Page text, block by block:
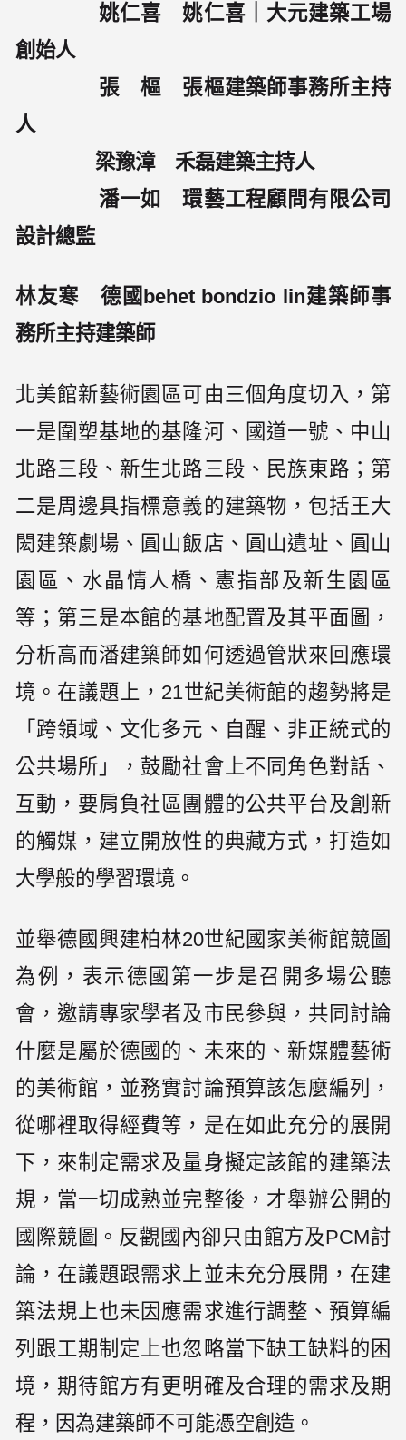
姚仁喜 姚仁喜｜大元建築工場
創始人
張 樞 張樞建築師事務所主持
人
梁豫漳 禾磊建築主持人
潘一如 環藝工程顧問有限公司
設計總監
林友寒 德國behet bondzio lin建築師事
務所主持建築師
北美館新藝術園區可由三個角度切入，第
一是圍塑基地的基隆河、國道一號、中山
北路三段、新生北路三段、民族東路；第
二是周邊具指標意義的建築物，包括王大
閎建築劇場、圓山飯店、圓山遺址、圓山
園區、水晶情人橋、憲指部及新生園區
等；第三是本館的基地配置及其平面圖，
分析高而潘建築師如何透過管狀來回應環
境。在議題上，21世紀美術館的趨勢將是
「跨領域、文化多元、自醒、非正統式的
公共場所」，鼓勵社會上不同角色對話、
互動，要肩負社區團體的公共平台及創新
的觸媒，建立開放性的典藏方式，打造如
大學般的學習環境。
並舉德國興建柏林20世紀國家美術館競圖
為例，表示德國第一步是召開多場公聽
會，邀請專家學者及市民參與，共同討論
什麼是屬於德國的、未來的、新媒體藝術
的美術館，並務實討論預算該怎麼編列，
從哪裡取得經費等，是在如此充分的展開
下，來制定需求及量身擬定該館的建築法
規，當一切成熟並完整後，才舉辦公開的
國際競圖。反觀國內卻只由館方及PCM討
論，在議題跟需求上並未充分展開，在建
築法規上也未因應需求進行調整、預算編
列跟工期制定上也忽略當下缺工缺料的困
境，期待館方有更明確及合理的需求及期
程，因為建築師不可能憑空創造。